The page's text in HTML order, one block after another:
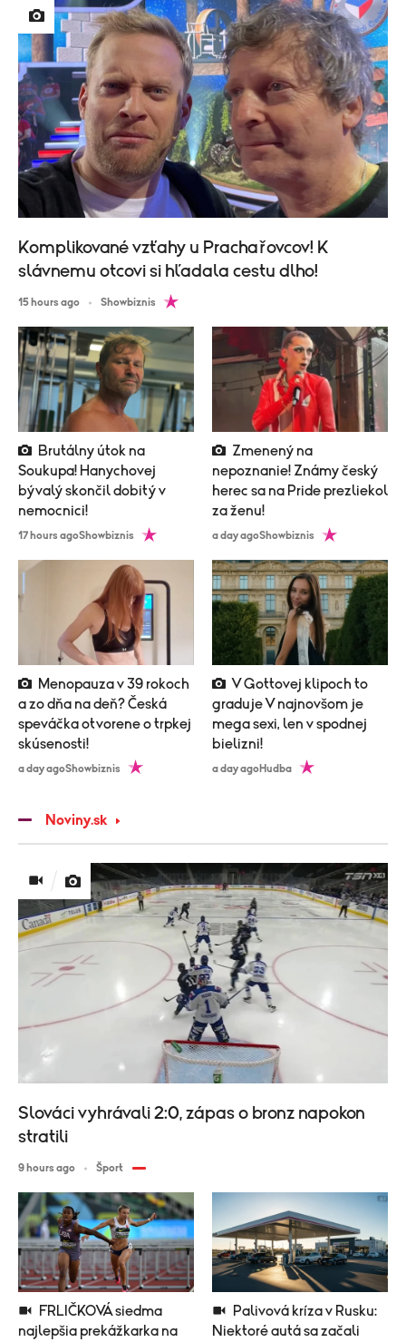
Komplikované vzťahy u Prachařovcov! K
slávnemu otcovi si hľadala cestu dlho!
15 hours ago Showbiznis
Soukupa! Hanychovej
bývalý skončil dobitý v
nemocnici!
17 hours agoShowbiznis
nepoznanie! Známy český
herec sa na Pride prezliekol
za ženu!
a day agoShowbiznis
a zo dňa na deň? Česká
speváčka otvorene o trpkej
skúsenosti!
a day agoShowbiznis
graduje V najnovšom je
mega sexi, len v spodnej
bielizni!
a day agoHudba
Noviny.sk
najlepšia prekážkarka na
Niektoré autá sa začali
Slováci vyhrávali 2:0, zápas o bronz napokon
stratili
9 hours ago Šport